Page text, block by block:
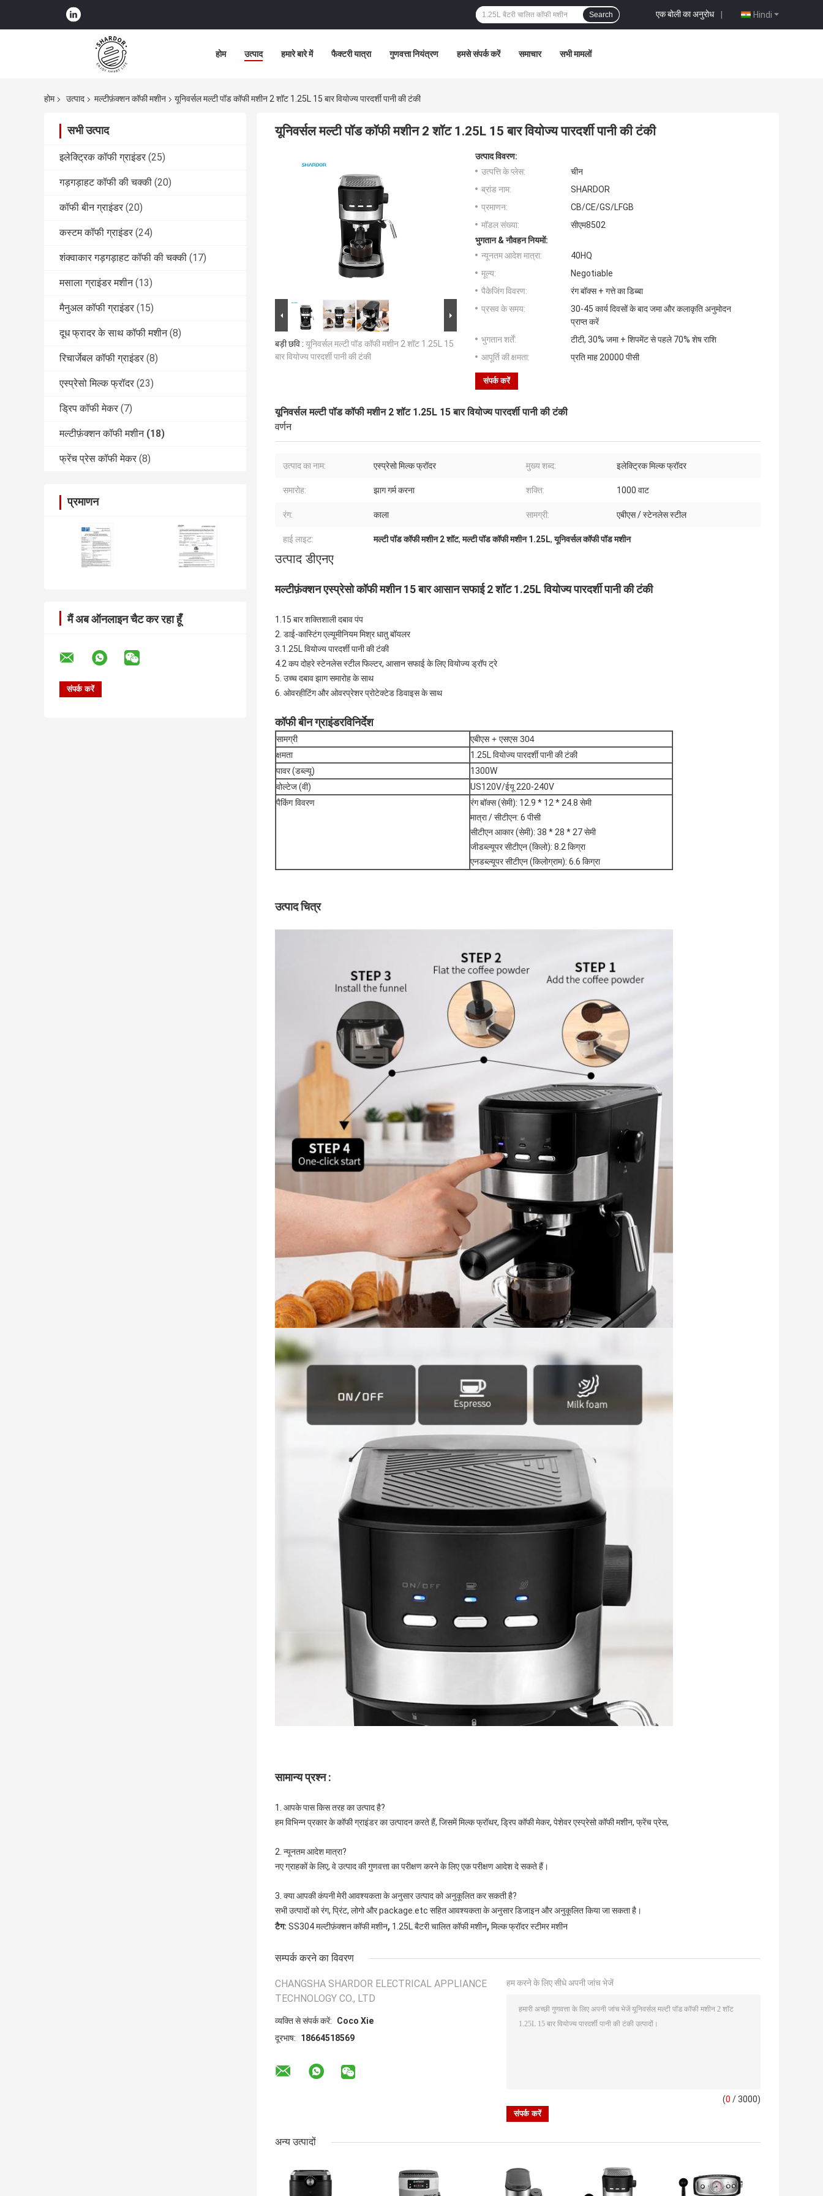
Hindi
एक बोली का अनुरोध |
Search
होम उत्पाद हमारे बारे में फैक्टरी यात्रा गुणवत्ता नियंत्रण हमसे संपर्क करें समाचार सभी मामलों
होम उत्पाद मल्टीफ़ंक्शन कॉफी मशीन यूनिवर्सल मल्टी पॉड कॉफी मशीन 2 शॉट 1.25L 15 बार वियोज्य पारदर्शी पानी की टंकी
सभी उत्पाद
इलेक्ट्रिक कॉफी ग्राइंडर (25)
गड़गड़ाहट कॉफी की चक्की (20)
कॉफी बीन ग्राइंडर (20)
कस्टम कॉफी ग्राइंडर (24)
शंक्वाकार गड़गड़ाहट कॉफी की चक्की (17)
मसाला ग्राइंडर मशीन (13)
मैनुअल कॉफी ग्राइंडर (15)
दूध फ्रादर के साथ कॉफी मशीन (8)
रिचार्जेबल कॉफी ग्राइंडर (8)
एस्प्रेसो मिल्क फ्रॉदर (23)
ड्रिप कॉफी मेकर (7)
मल्टीफ़ंक्शन कॉफी मशीन (18)
फ्रेंच प्रेस कॉफी मेकर (8)
प्रमाणन
मैं अब ऑनलाइन चैट कर रहा हूँ
यूनिवर्सल मल्टी पॉड कॉफी मशीन 2 शॉट 1.25L 15 बार वियोज्य पारदर्शी पानी की टंकी
बड़ी छवि : यूनिवर्सल मल्टी पॉड कॉफी मशीन 2 शॉट 1.25L 15
बार वियोज्य पारदर्शी पानी की टंकी
उत्पाद विवरण:
उत्पत्ति के प्लेस:
चीन
ब्रांड नाम:
SHARDOR
प्रमाणन:
CB/CE/GS/LFGB
मॉडल संख्या:
सीएम8502
भुगतान & नौवहन नियमों:
न्यूनतम आदेश मात्रा:
40HQ
मूल्य:
Negotiable
पैकेजिंग विवरण:
रंग बॉक्स + गत्ते का डिब्बा
प्रसव के समय:
30-45 कार्य दिवसों के बाद जमा और कलाकृति अनुमोदन
प्राप्त करें
भुगतान शर्तें:
टीटी, 30% जमा + शिपमेंट से पहले 70% शेष राशि
आपूर्ति की क्षमता:
प्रति माह 20000 पीसी
संपर्क करें
यूनिवर्सल मल्टी पॉड कॉफी मशीन 2 शॉट 1.25L 15 बार वियोज्य पारदर्शी पानी की टंकी
वर्णन
उत्पाद का नाम: एस्प्रेसो मिल्क फ्रॉदर मुख्य शब्द: इलेक्ट्रिक मिल्क फ्रॉदर
समारोह: झाग गर्म करना शक्ति: 1000 वाट
रंग: काला सामग्री: एबीएस / स्टेनलेस स्टील
हाई लाइट: मल्टी पॉड कॉफी मशीन 2 शॉट,मल्टी पॉड कॉफी मशीन 1.25L,यूनिवर्सल कॉफी पॉड मशीन
उत्पाद डीएनए
मल्टीफ़ंक्शन एस्प्रेसो कॉफी मशीन 15 बार आसान सफाई 2 शॉट 1.25L वियोज्य पारदर्शी पानी की टंकी
1.15 बार शक्तिशाली दबाव पंप
2. डाई-कास्टिंग एल्यूमीनियम मिश्र धातु बॉयलर
3.1.25L वियोज्य पारदर्शी पानी की टंकी
4.2 कप दोहरे स्टेनलेस स्टील फिल्टर, आसान सफाई के लिए वियोज्य ड्रॉप ट्रे
5. उच्च दबाव झाग समारोह के साथ
6. ओवरहीटिंग और ओवरप्रेशर प्रोटेक्टेड डिवाइस के साथ
कॉफी बीन ग्राइंडरविनिर्देश
सामग्री
एबीएस + एसएस 304
क्षमता
1.25L वियोज्य पारदर्शी पानी की टंकी
पावर (डब्ल्यू)
1300W
वोल्टेज (वी)
US120V/ईयू 220-240V
पैकिंग विवरण
रंग बॉक्स (सेमी): 12.9 * 12 * 24.8 सेमी
मात्रा / सीटीएन: 6 पीसी
सीटीएन आकार (सेमी): 38 * 28 * 27 सेमी
जीडब्ल्यूपर सीटीएन (किलो): 8.2 किग्रा
एनडब्ल्यूपर सीटीएन (किलोग्राम): 6.6 किग्रा
उत्पाद चित्र
सामान्य प्रश्न :
1. आपके पास किस तरह का उत्पाद है?
हम विभिन्न प्रकार के कॉफी ग्राइंडर का उत्पादन करते हैं, जिसमें मिल्क फ्रॉथर, ड्रिप कॉफी मेकर, पेशेवर एस्प्रेसो कॉफी मशीन, फ्रेंच प्रेस,
2. न्यूनतम आदेश मात्रा?
नए ग्राहकों के लिए, वे उत्पाद की गुणवत्ता का परीक्षण करने के लिए एक परीक्षण आदेश दे सकते हैं।
3. क्या आपकी कंपनी मेरी आवश्यकता के अनुसार उत्पाद को अनुकूलित कर सकती है?
सभी उत्पादों को रंग, प्रिंट, लोगो और package.etc सहित आवश्यकता के अनुसार डिजाइन और अनुकूलित किया जा सकता है।
टैग: SS304 मल्टीफ़ंक्शन कॉफी मशीन, 1.25L बैटरी चालित कॉफी मशीन, मिल्क फ्रॉदर स्टीमर मशीन
सम्पर्क करने का विवरण
CHANGSHA SHARDOR ELECTRICAL APPLIANCE
TECHNOLOGY CO., LTD
व्यक्ति से संपर्क करें:
Coco Xie
दूरभाष:
18664518569
हम करने के लिए सीधे अपनी जांच भेजें
(0 / 3000)
अन्य उत्पादों